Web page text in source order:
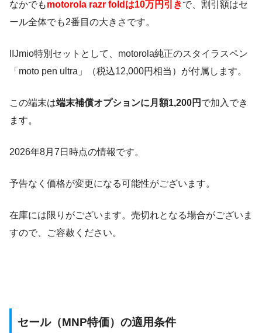
なかでもmotorola razr foldは10万円引きで、割引額はセ
ール全体でも2番目の大きさです。
IIJmio特別セットとして、motorola純正のスタイラスペン
「moto pen ultra」（税込12,000円相当）が付属します。
この端末は端末補償オプションに月額1,200円 で加入でき
ます。
2026年8月7日時点の情報です。
予告なく価格が変更になる可能性がございます。
在庫には限りがございます。売切れとなる場合がございま
すので、ご容赦ください。
セール（MNP特価）の適用条件